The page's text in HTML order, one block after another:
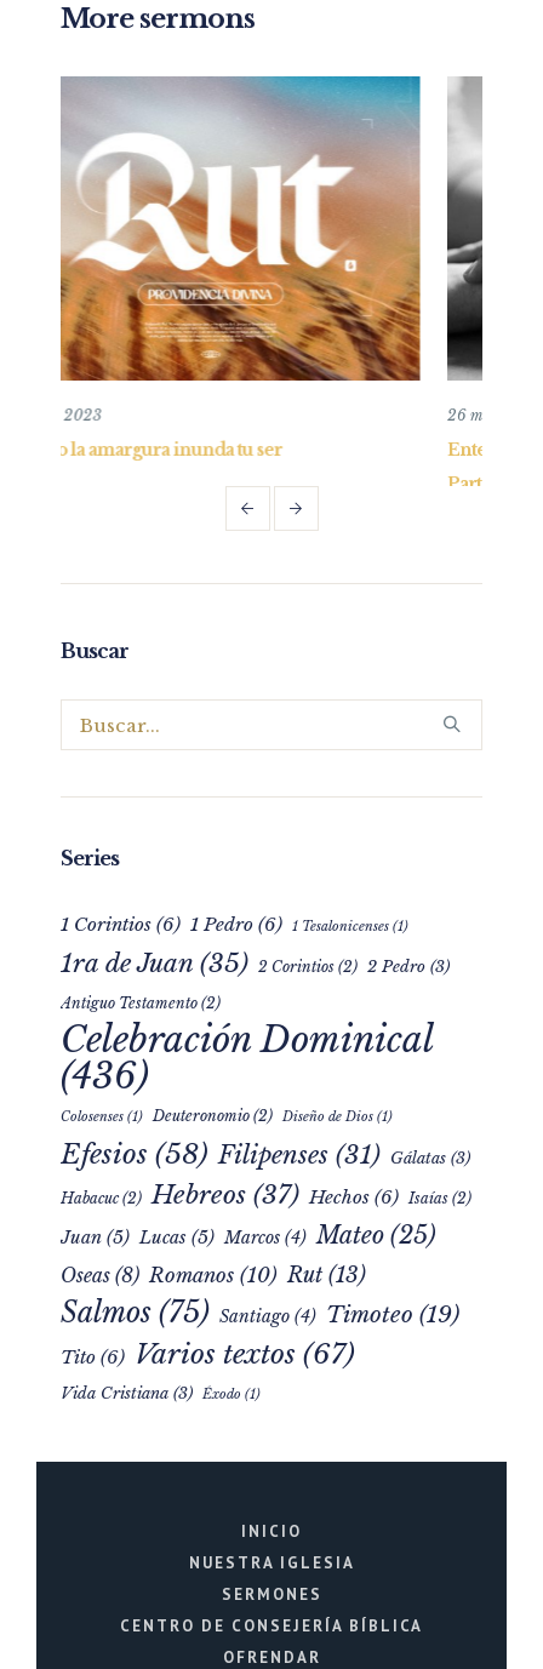
More sermons
Entendiendo y practicando el perdón bíblico
1 Corintios(6) 1 Pedro
1ra de Juan (35)
Antiguo Testamento(2)
Celebración Dominical
(436)
Colosenses Deuteronomio(2) Diseño de Dios (1)
Efesios (58) Filipenses (31) Gálatas (3)
Habacuc (2) Hebreos (37) Hechos (6) Isaías
Juan (5) Lucas Marcos (4) Mateo
Oseas(8) Romanos (10) Rut (13)
Salmos(75) Santiago(4) Timoteo
Tito (6) Varios textos
INICIO
NUESTRA IGLESIA
SERMONES
CENTRO DE CONSEJERÍA BÍBLICA